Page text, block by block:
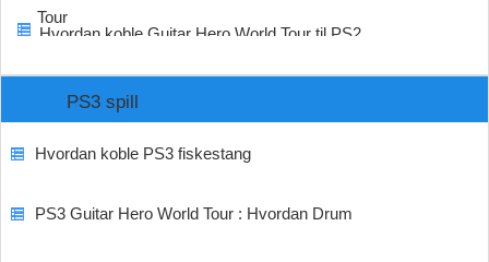
Tour
Hvordan koble Guitar Hero World Tour til PS2
PS3 spill
Hvordan koble PS3 fiskestang
PS3 Guitar Hero World Tour : Hvordan Drum